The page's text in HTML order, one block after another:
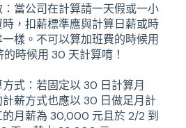
當公司在計算請一天假或一小
，扣薪標準應與計算日薪或時
樣。不可以算加班費的時候用
的時候用 30 天計算唷！
式：若固定以 30 日計算月
薪方式也應以 30 日做足月計
的月薪為 30,000 元且於 2/2 到